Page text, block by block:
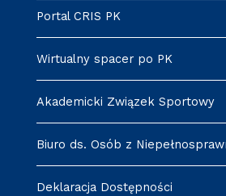
Portal CRIS PK
Wirtualny spacer po PK
Akademicki Związek Sportowy
Biuro ds. Osób z
Deklaracja Dostępności